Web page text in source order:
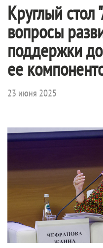
Круглый стол
вопросы
поддержки
ее
23 июня 2025